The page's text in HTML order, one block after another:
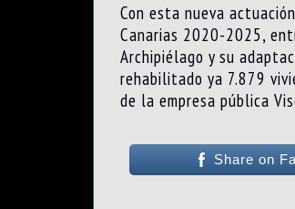
Con esta nueva
Canarias 2020-2025,
Archipiélago y su
rehabilitado ya 7.879
de la empresa pública
Share on